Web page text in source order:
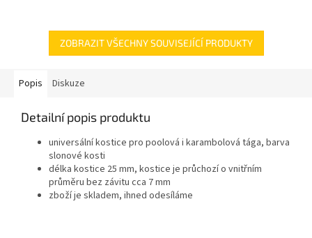
ZOBRAZIT VŠECHNY SOUVISEJÍCÍ PRODUKTY
Popis Diskuze
Detailní popis produktu
universální kostice pro poolová i karambolová tága, barva
slonové kosti
délka kostice 25 mm, kostice je průchozí o vnitřním
průměru bez závitu cca 7 mm
zboží je skladem, ihned odesíláme